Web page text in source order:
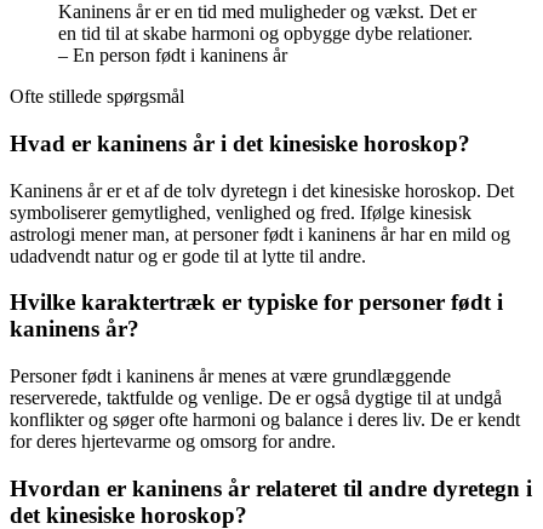
Kaninens år er en tid med muligheder og vækst. Det er
en tid til at skabe harmoni og opbygge dybe relationer.
– En person født i kaninens år
Ofte stillede spørgsmål
Hvad er kaninens år i det kinesiske horoskop?
Kaninens år er et af de tolv dyretegn i det kinesiske horoskop. Det
symboliserer gemytlighed, venlighed og fred. Ifølge kinesisk
astrologi mener man, at personer født i kaninens år har en mild og
udadvendt natur og er gode til at lytte til andre.
Hvilke karaktertræk er typiske for personer født i
kaninens år?
Personer født i kaninens år menes at være grundlæggende
reserverede, taktfulde og venlige. De er også dygtige til at undgå
konflikter og søger ofte harmoni og balance i deres liv. De er kendt
for deres hjertevarme og omsorg for andre.
Hvordan er kaninens år relateret til andre dyretegn i
det kinesiske horoskop?